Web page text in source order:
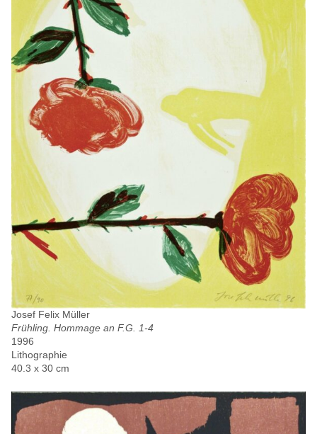
Josef Felix Müller
Frühling. Hommage an F.G. 1-4
1996
Lithographie
40.3 x 30 cm